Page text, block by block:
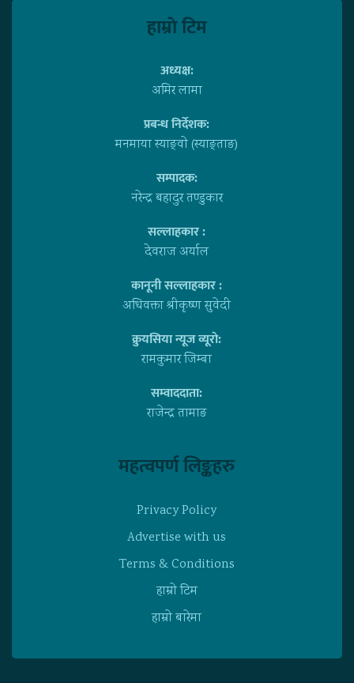
हाम्राे टिम
अध्यक्ष:
अमिर लामा
प्रबन्ध निर्देशक:
मनमाया स्याङ्वाे (स्याङ्ताङ)
सम्पादक:
नरेन्द्र बहादुर तण्डुकार
सल्लाहकार :
देवराज अर्याल
कानूनी सल्लाहकार :
अधिवक्ता श्रीकृष्ण सुवेदी
क्रुयसिया न्यूज व्यूराे:
रामकुमार जिम्बा
सम्वाददाता:
राजेन्द्र तामाङ
महत्वपर्ण लिङ्कहरु
Privacy Policy
Advertise with us
Terms & Conditions
हाम्राे टिम
हाम्राे बारेमा